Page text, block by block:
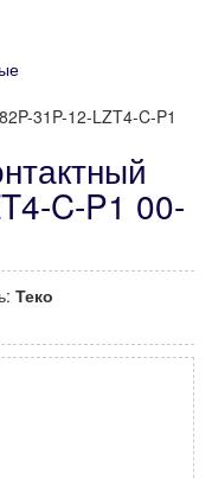
31P-12-LZT4-C-P1
C-P1 00-
Теко